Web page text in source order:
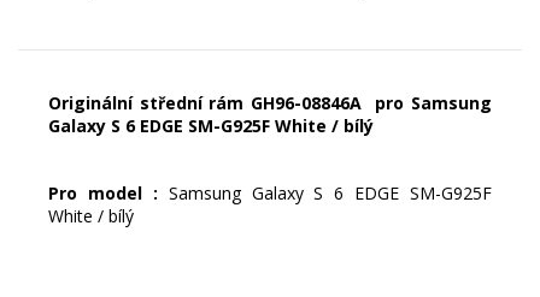
Originální střední rám GH96-08846A pro Samsung
Galaxy S 6 EDGE SM-G925F White / bílý
Pro model : Samsung Galaxy S 6 EDGE SM-G925F
White / bílý